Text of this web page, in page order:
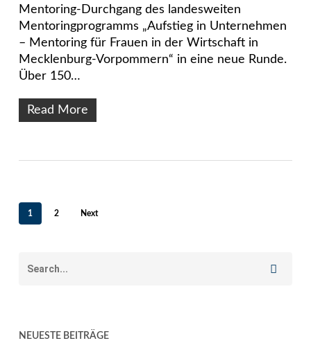
Mentoring-Durchgang des landesweiten
Mentoringprogramms „Aufstieg in Unternehmen
– Mentoring für Frauen in der Wirtschaft in
Mecklenburg-Vorpommern“ in eine neue Runde.
Über 150…
Read More
1 2 Next
NEUESTE BEITRÄGE